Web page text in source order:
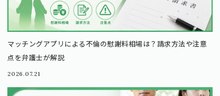
マッチングアプリによる不倫の慰謝料相場は？請求方法や注意
点を弁護士が解説
2026.07.21